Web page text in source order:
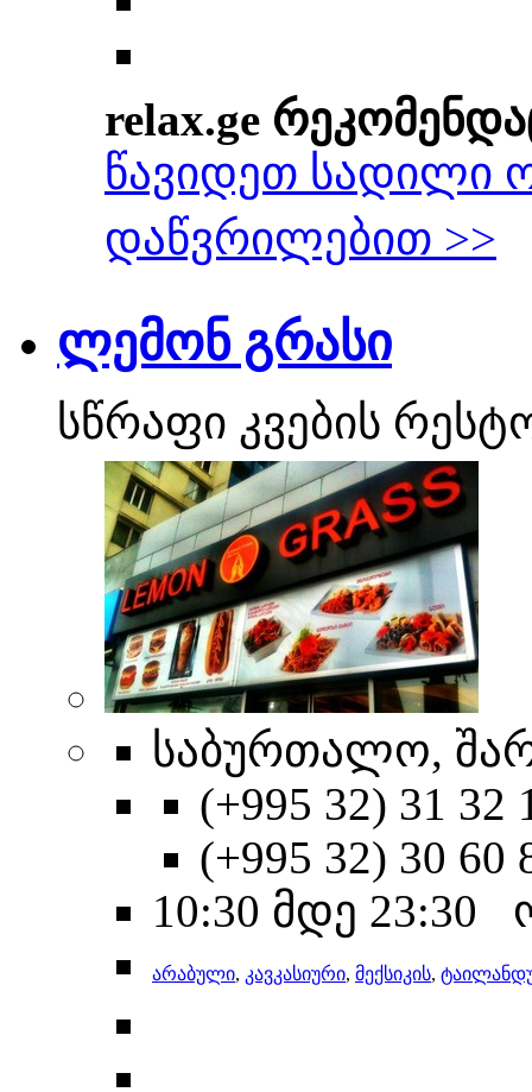
relax.ge
წავიდეთ სადილი
დაწვრილებით >>
ლემონ გრასი
სწრაფი კვების
საბურთალო,
(+995 32) 31 32
(+995 32) 30 60
10:30 მდე 23:30
არაბული, კავკასიური, მექსიკის,